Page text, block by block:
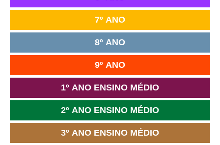
7º ANO
8º ANO
9º ANO
1º ANO ENSINO MÉDIO
2º ANO ENSINO MÉDIO
3º ANO ENSINO MÉDIO